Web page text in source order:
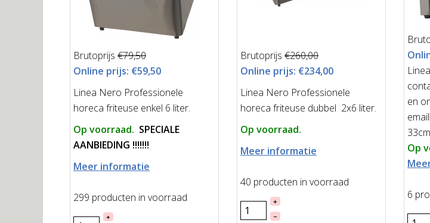
Brutoprijs €79,50
Online prijs: €59,50
Linea Nero Professionele
horeca friteuse enkel 6 liter.
Op voorraad. SPECIALE
AANBIEDING !!!!!!!
Meer informatie
299 producten in voorraad
+
Brutoprijs €260,00
Online prijs: €234,00
Linea Nero Professionele
horeca friteuse dubbel 2x6 liter.
Op voorraad.
Meer informatie
40 producten in voorraad
+
–
en
Op
6